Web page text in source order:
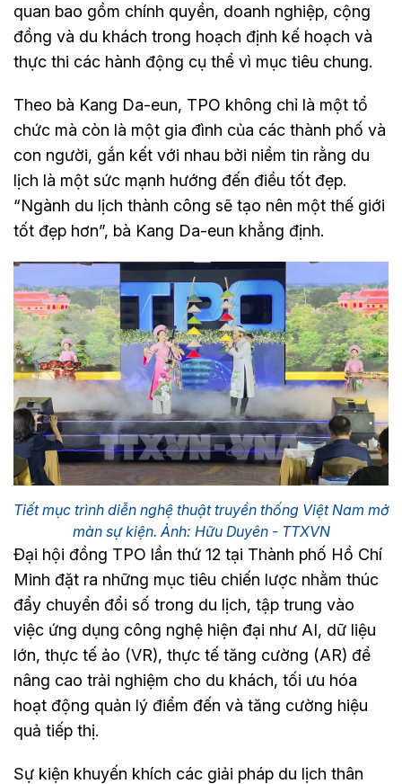
quan bao gồm chính quyền, doanh nghiệp, cộng
đồng và du khách trong hoạch định kế hoạch và
thực thi các hành động cụ thể vì mục tiêu chung.
Theo bà Kang Da-eun, TPO không chỉ là một tổ
chức mà còn là một gia đình của các thành phố và
con người, gắn kết với nhau bởi niềm tin rằng du
lịch là một sức mạnh hướng đến điều tốt đẹp.
“Ngành du lịch thành công sẽ tạo nên một thế giới
tốt đẹp hơn”, bà Kang Da-eun khẳng định.
Tiết mục trình diễn nghệ thuật truyền thống Việt Nam mở
màn sự kiện. Ảnh: Hữu Duyên - TTXVN
Đại hội đồng TPO lần thứ 12 tại Thành phố Hồ Chí
Minh đặt ra những mục tiêu chiến lược nhằm thúc
đẩy chuyển đổi số trong du lịch, tập trung vào
việc ứng dụng công nghệ hiện đại như AI, dữ liệu
lớn, thực tế ảo (VR), thực tế tăng cường (AR) để
nâng cao trải nghiệm cho du khách, tối ưu hóa
hoạt động quản lý điểm đến và tăng cường hiệu
quả tiếp thị.
Sự kiện khuyến khích các giải pháp du lịch thân